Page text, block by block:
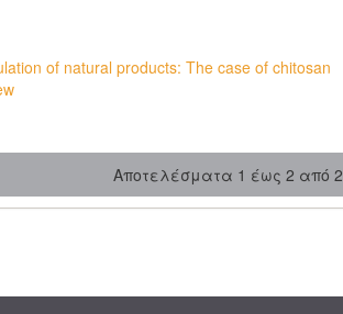
of natural products: The case of chitosan
Αποτελέσματα 1 έως 2 από 2